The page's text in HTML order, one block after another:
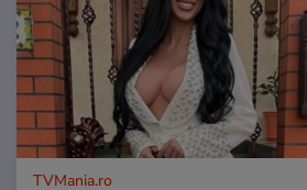
TVMania.ro